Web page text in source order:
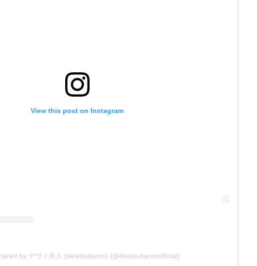
View this post on Instagram
by デヴィ夫人 (dewisukarno) (@dewisukarnoofficial)